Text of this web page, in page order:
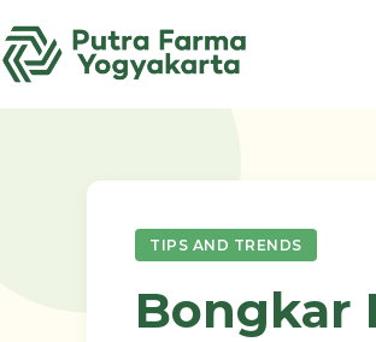
to
content
TIPS AND TRENDS
Bongkar